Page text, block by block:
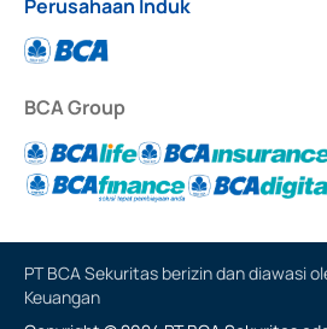
Perusahaan Induk
BCA Group
PT BCA Sekuritas berizin dan diawasi
Keuangan